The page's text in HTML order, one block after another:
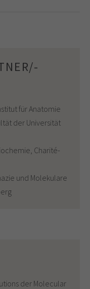
für Anatomie
der Universität
Charité-
und Molekulare
der Molecular